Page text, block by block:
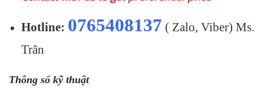
Hotline: 0765408137 ( Zalo, Viber) Ms.
Trân
Thông số kỹ thuật